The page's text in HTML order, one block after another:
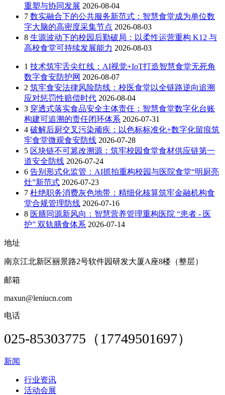
重塑与协同发展 2026-08-04
7 数实融合下的公共服务新范式：智慧食堂成为单位数
字大脑的高密度采集节点 2026-08-03
8 生源波动下的校园后勤破局：以柔性运营重构 K12 与
高校食堂可持续发展能力 2026-08-03
1 技术筑牢舌尖红线：AI视觉+IoT打造智慧食堂无死角
数字食安防护网 2026-08-07
2 筑牢食安法律风险防线：校医食堂以全链路逆向追溯
应对惩罚性赔偿时代 2026-08-04
3 穿透式落实食品安全主体责任：智慧食堂数字化台账
构建可追溯的责任闭环体系 2026-07-31
4 破解后厨交叉污染顽疾：以色标标准化+数字化留痕筑
牢食堂微观食安防线 2026-07-28
5 区块链不可篡改溯源：筑牢校园食堂食材供应链第一
道安全防线 2026-07-24
6 告别形式化监管：AI抓拍重构校园与医院食堂“明厨亮
灶”新范式 2026-07-23
7 杜绝职务消费灰色地带：精细化核算筑牢金融机构食
堂合规管理防线 2026-07-16
8 医膳同源新风向：智慧营养管理重构医院 “患者 - 医
护” 双轨膳食体系 2026-07-14
地址
南京江北新区丽景路2号软件园研发大厦A座8楼（整层）
邮箱
maxun@leniucn.com
电话
025-85303775（17749501697）
新闻
行业资讯
活动会展